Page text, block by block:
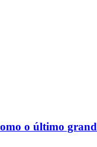
o último